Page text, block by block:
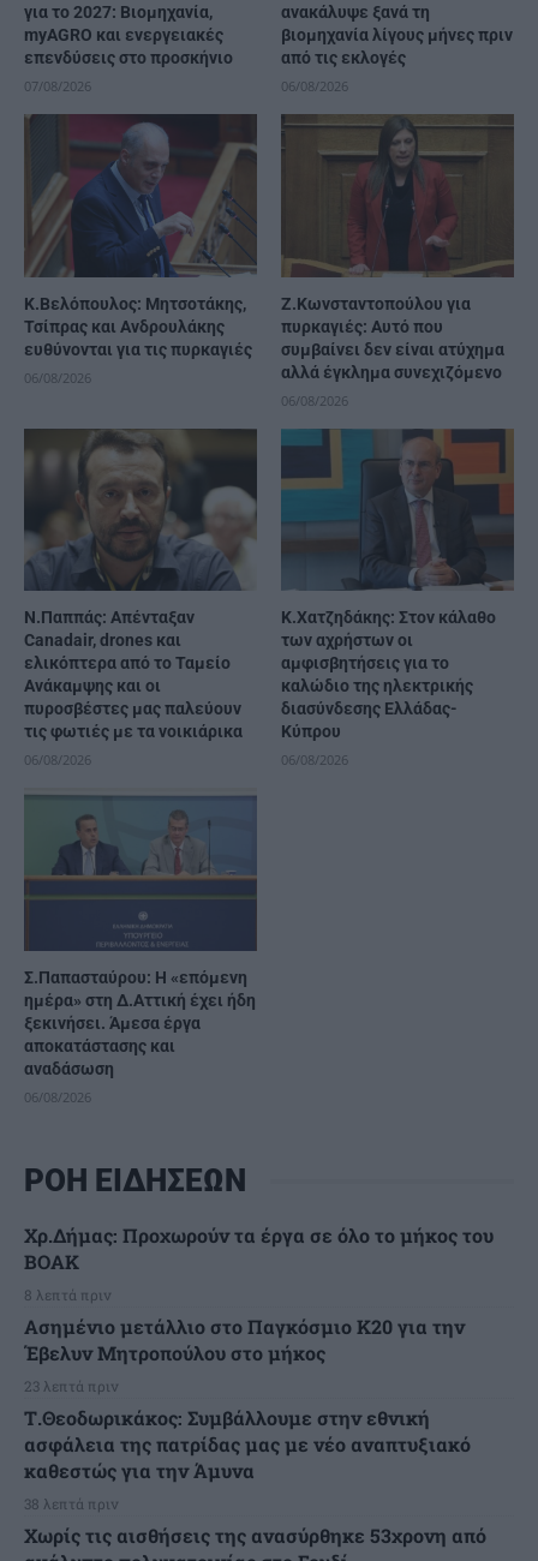
για το 2027: Βιομηχανία,
myAGRO και ενεργειακές
επενδύσεις στο προσκήνιο
07/08/2026
ανακάλυψε ξανά τη
βιομηχανία λίγους μήνες πριν
από τις εκλογές
06/08/2026
K.Βελόπουλος: Μητσοτάκης,
Τσίπρας και Ανδρουλάκης
ευθύνονται για τις πυρκαγιές
06/08/2026
Ζ.Κωνσταντοπούλου για
πυρκαγιές: Αυτό που
συμβαίνει δεν είναι ατύχημα
αλλά έγκλημα συνεχιζόμενο
06/08/2026
Ν.Παππάς: Απένταξαν
Canadair, drones και
ελικόπτερα από το Ταμείο
Ανάκαμψης και οι
πυροσβέστες μας παλεύουν
τις φωτιές με τα νοικιάρικα
06/08/2026
Κ.Χατζηδάκης: Στον κάλαθο
των αχρήστων οι
αμφισβητήσεις για το
καλώδιο της ηλεκτρικής
διασύνδεσης Ελλάδας-
Κύπρου
06/08/2026
Σ.Παπασταύρου: Η «επόμενη
ημέρα» στη Δ.Αττική έχει ήδη
ξεκινήσει. Άμεσα έργα
αποκατάστασης και
αναδάσωση
06/08/2026
ΡΟΗ ΕΙΔΗΣΕΩΝ
Χρ.Δήμας: Προχωρούν τα έργα σε όλο το μήκος του
ΒΟΑΚ
8 λεπτά πριν
Ασημένιο μετάλλιο στο Παγκόσμιο Κ20 για την
Έβελυν Μητροπούλου στο μήκος
23 λεπτά πριν
Τ.Θεοδωρικάκος: Συμβάλλουμε στην εθνική
ασφάλεια της πατρίδας μας με νέο αναπτυξιακό
καθεστώς για την Άμυνα
38 λεπτά πριν
Χωρίς τις αισθήσεις της ανασύρθηκε 53χρονη από